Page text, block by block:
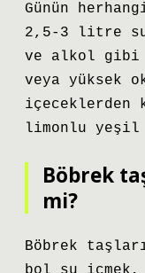
Günün
2,5-3 litre
ve alkol gibi
veya yüksek
içeceklerden
limonlu
Böbrek
mi?
Böbrek